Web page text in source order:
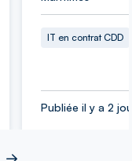
IT en contrat CDD
Publiée il y a 2